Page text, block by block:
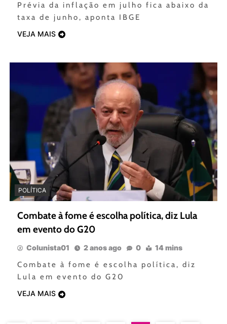
Prévia da inflação em julho fica abaixo da
taxa de junho, aponta IBGE
VEJA MAIS
POLÍTICA
Combate à fome é escolha política, diz Lula
em evento do G20
Colunista01 2 anos ago 0 14 mins
Combate à fome é escolha política, diz
Lula em evento do G20
VEJA MAIS